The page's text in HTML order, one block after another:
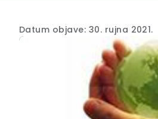
Datum objave: 30. rujna 2021.